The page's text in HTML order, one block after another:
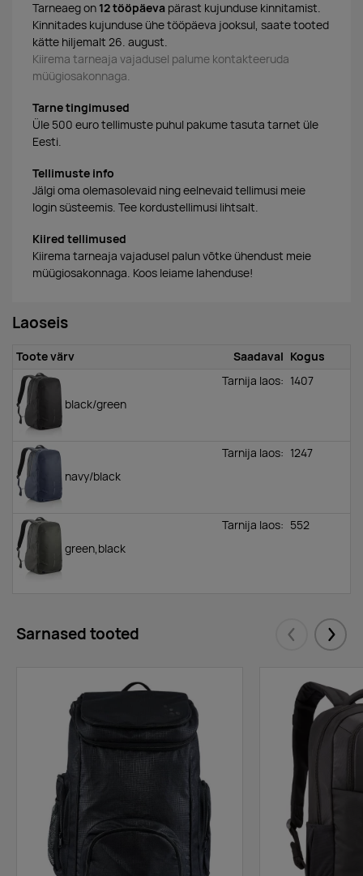
Tarneaeg on 12 tööpäeva pärast kujunduse kinnitamist.
Kinnitades kujunduse ühe tööpäeva jooksul, saate tooted
kätte hiljemalt 26. august.
Kiirema tarneaja vajadusel palume kontakteeruda
müügiosakonnaga.
Tarne tingimused
Üle 500 euro tellimuste puhul pakume tasuta tarnet üle
Eesti.
Tellimuste info
Jälgi oma olemasolevaid ning eelnevaid tellimusi meie
login süsteemis. Tee kordustellimusi lihtsalt.
Kiired tellimused
Kiirema tarneaja vajadusel palun võtke ühendust meie
müügiosakonnaga. Koos leiame lahenduse!
Laoseis
Toote värv Saadaval Kogus
black/green
Tarnija laos: 1407
navy/black
Tarnija laos: 1247
green,black
Tarnija laos: 552
Sarnased tooted Eelmised